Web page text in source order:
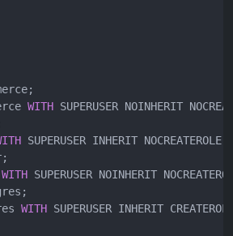
WITH SUPERUSER NOINHERIT
SUPERUSER INHERIT NOCREATEROLE
WITH SUPERUSER NOINHERIT
WITH SUPERUSER INHERIT